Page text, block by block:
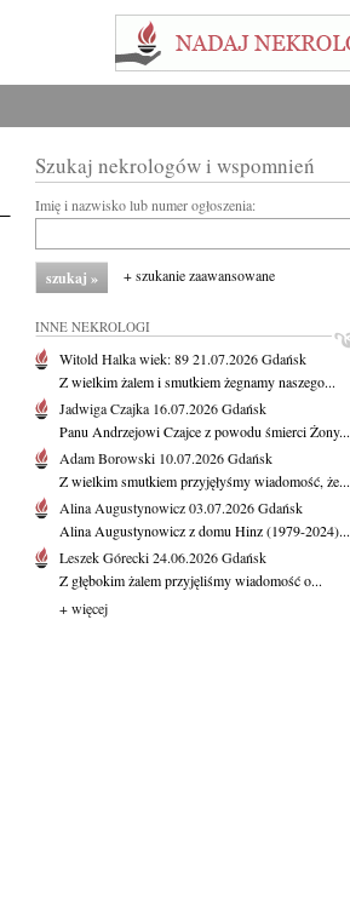
Szukaj nekrologów i wspomnień
Imię i nazwisko lub numer ogłoszenia:
+ szukanie zaawansowane
INNE NEKROLOGI
Witold Halkawiek: 8921.07.2026Gdańsk
Z wielkim żalem i smutkiem żegnamy naszego...
Jadwiga Czajka 16.07.2026Gdańsk
Panu Andrzejowi Czajce z powodu śmierci Żony...
Adam Borowski 10.07.2026Gdańsk
Z wielkim smutkiem przyjęłyśmy wiadomość, że...
Alina Augustynowicz03.07.2026Gdańsk
Alina Augustynowicz z domu Hinz (1979-2024)...
Leszek Górecki24.06.2026Gdańsk
Z głębokim żalem przyjęliśmy wiadomość o...
+ więcej